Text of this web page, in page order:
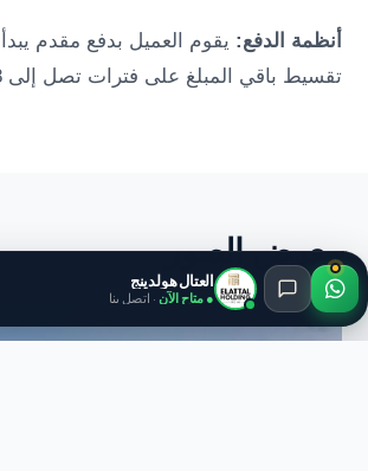
أنظمة الدفع:
تقسيط باقي المبلغ على فترات تصل إلى 8 سنوات.
معرض الصور
العتال هولدينج
● متاح الآن · اتصل بنا